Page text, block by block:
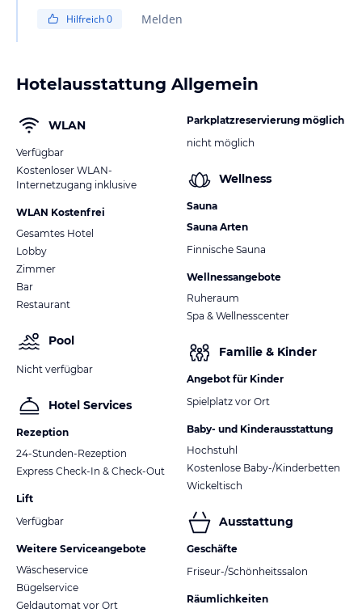
Hilfreich0 Melden
Hotelausstattung Allgemein
WLAN
Verfügbar
Kostenloser WLAN-
Internetzugang inklusive
WLAN Kostenfrei
Gesamtes Hotel
Lobby
Zimmer
Bar
Restaurant
Pool
Nicht verfügbar
Hotel Services
Rezeption
24-Stunden-Rezeption
Express Check-In & Check-Out
Lift
Verfügbar
Weitere Serviceangebote
Wäscheservice
Bügelservice
Geldautomat vor Ort
Parkplatzreservierung möglich
nicht möglich
Wellness
Sauna
Sauna Arten
Finnische Sauna
Wellnessangebote
Ruheraum
Spa & Wellnesscenter
Familie & Kinder
Angebot für Kinder
Spielplatz vor Ort
Baby- und Kinderausstattung
Hochstuhl
Kostenlose Baby-/Kinderbetten
Wickeltisch
Ausstattung
Geschäfte
Friseur-/Schönheitssalon
Räumlichkeiten